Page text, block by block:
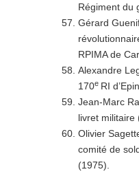
Régiment du
Gérard
RPIMA de
Alexandre
170e RI
Jean-Marc
livret militaire
Olivier
comité de
(1975).